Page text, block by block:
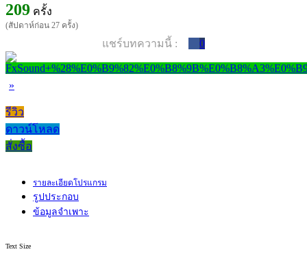
209 ครั้ง
(สัปดาห์ก่อน 27 ครั้ง)
แชร์บทความนี้ : 0
»
รีวิว
ดาวน์โหลด
สั่งซื้อ
รายละเอียดโปรแกรม
รูปประกอบ
ข้อมูลจำเพาะ
Text Size